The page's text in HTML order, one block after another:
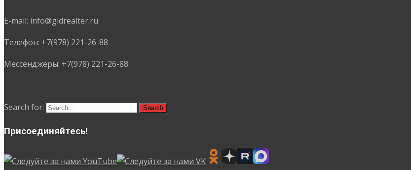
E-mail: info@gidrealter.ru
Телефон: +7(978) 221-26-88
Мессенджеры: +7(978) 221-26-88
Search for:
Присоединяйтесь!